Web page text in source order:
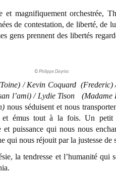
et magnifiquement orchestrée,
de contestation, de liberté, de
gens prennent des libertés
© Philippe Dayries
/Kevin Coquard
l’ami) / Lydie Tison (Madame
nous séduisent et nous
et émus tout à la fois. Un
puissance qui nous nous
qui nous réjouit par la justesse de
la tendresse et l’humanité qui